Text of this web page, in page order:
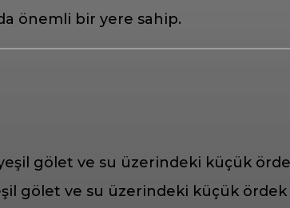
önemli bir yere sahip.
gölet ve su üzerindeki küçük